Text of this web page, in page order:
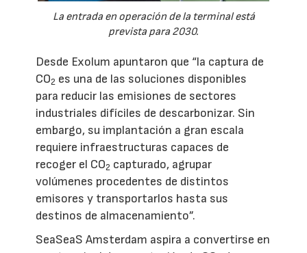
La entrada en operación de la terminal está
prevista para 2030.
Desde Exolum apuntaron que “la captura de
CO2 es una de las soluciones disponibles
para reducir las emisiones de sectores
industriales difíciles de descarbonizar. Sin
embargo, su implantación a gran escala
requiere infraestructuras capaces de
recoger el CO2 capturado, agrupar
volúmenes procedentes de distintos
emisores y transportarlos hasta sus
destinos de almacenamiento”.
SeaSeaS Amsterdam aspira a convertirse en